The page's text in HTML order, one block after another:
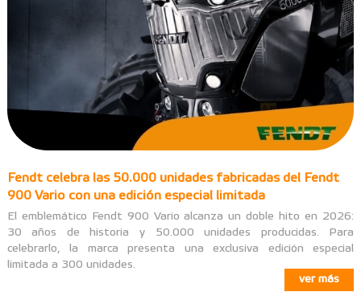
Fendt celebra las 50.000 unidades fabricadas del Fendt
900 Vario con una edición especial limitada
El emblemático Fendt 900 Vario alcanza un doble hito en 2026:
30 años de historia y 50.000 unidades producidas. Para
celebrarlo, la marca presenta una exclusiva edición especial
limitada a 300 unidades.
ver más